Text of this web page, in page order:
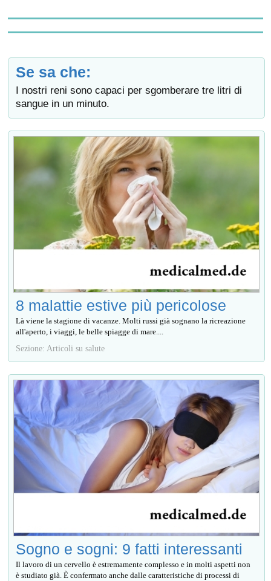
Se sa che:
I nostri reni sono capaci per sgomberare tre litri di
sangue in un minuto.
8 malattie estive più pericolose
Là viene la stagione di vacanze. Molti russi già sognano la ricreazione
all'aperto, i viaggi, le belle spiagge di mare....
Sezione: Articoli su salute
Sogno e sogni: 9 fatti interessanti
Il lavoro di un cervello è estremamente complesso e in molti aspetti non
è studiato già. È confermato anche dalle caratteristiche di processi di